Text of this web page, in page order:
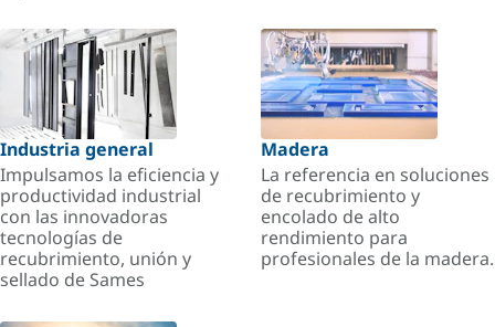
Industria general
Impulsamos la eficiencia y
productividad industrial
con las innovadoras
tecnologías de
recubrimiento, unión y
sellado de Sames
Madera
La referencia en soluciones
de recubrimiento y
encolado de alto
rendimiento para
profesionales de la madera.